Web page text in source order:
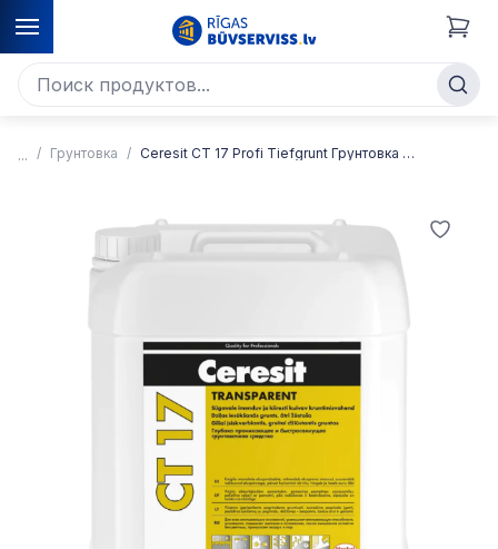
Грунтовка Ceresit CT 17 Profi Tiefgrunt Грунтовка глубокого проникновения